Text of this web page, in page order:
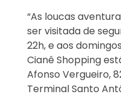
“As loucas
ser visitada de
22h, e aos
Cianê Shopping
Afonso Vergueiro,
Terminal Santo